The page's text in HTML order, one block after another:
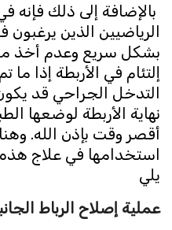
بالإضافة إلى ذلك فإنه
الرياضيين الذين يرغبون
بشكل سريع وعدم أخذ
إلتئام في الأربطة إذا ما
التدخل الجراحي قد
نهاية الأربطة لوضعها
أقصر وقت بإذن الله.
استخدامها في علاج هذه
يلي
عملية إصلاح الرباط الجانبي